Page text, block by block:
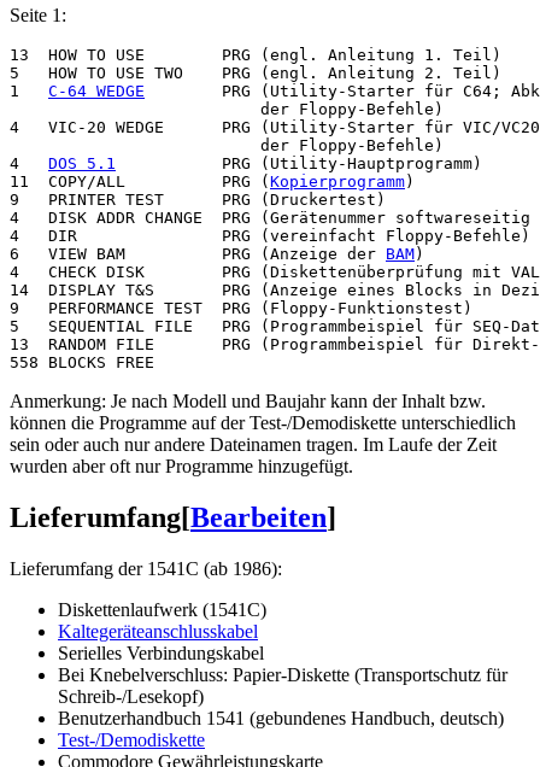
Seite 1:
13  HOW TO USE        PRG (engl. Anleitung 1. Teil)
5   HOW TO USE TWO    PRG (engl. Anleitung 2. Teil)
1 C-64 WEDGE
PRG (Utility-Starter für C64;
                          der Floppy-Befehle)
4   VIC-20 WEDGE      PRG (Utility-Starter für VIC/
                          der Floppy-Befehle)
4 DOS 5.1
           PRG (Utility-Hauptprogramm)
11  COPY/ALL          PRG ( Kopierprogramm)
9   PRINTER TEST      PRG (Druckertest)
4   DISK ADDR CHANGE  PRG (Gerätenummer
4   DIR               PRG (vereinfacht Floppy-Befehle)
6   VIEW BAM          PRG (Anzeige der BAM)
4   CHECK DISK        PRG (Diskettenüberprüfung mit
14  DISPLAY T&S       PRG (Anzeige eines Blocks in
9   PERFORMANCE TEST  PRG (Floppy-Funktionstest)
5   SEQUENTIAL FILE   PRG (Programmbeispiel für SEQ-
13  RANDOM FILE       PRG (Programmbeispiel für
Anmerkung: Je nach Modell und Baujahr kann der Inhalt bzw.
können die Programme auf der Test-/Demodiskette unterschiedlich
sein oder auch nur andere Dateinamen tragen. Im Laufe der Zeit
wurden aber oft nur Programme hinzugefügt.
Lieferumfang[Bearbeiten]
Lieferumfang der 1541C (ab 1986):
Diskettenlaufwerk (1541C)
Kaltegeräteanschlusskabel
Serielles Verbindungskabel
Bei Knebelverschluss: Papier-Diskette (Transportschutz für
Schreib-/Lesekopf)
Benutzerhandbuch 1541 (gebundenes Handbuch, deutsch)
Test-/Demodiskette
Commodore Gewährleistungskarte